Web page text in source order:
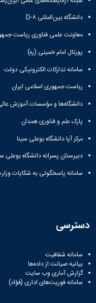
رهبری
تماس
دانشگاه
عمومی
آدرس
دانشکده‌ها
شماره
آموزش
کارکنان
تقویم
آموزشی
نظامنامه
اخلاق
دانش‌آموختگان
آزمایشگاه
باستان
شناسی
آزمایشگاه
هوش
ربات
و
آزمایشگاه
ژئوماتیک
کتابخانه
و
مرکز
اسناد
پایان
سنجی
انتشارات
دانشگاه
نشر
کتب
و
حسابداری
صنایع
غذایی
مجتمع
عالی
فاطمیه
(ویژه
دختران)
زمین
چمن
سالن‌های
ورزشی
تفریحی-
سیاحتی
باغ
دانشگاه
موزه
طبیعی
دانشگاه
(محمد)
دانشگاه بین‌المللی D-۸
معاونت علمی فناوری ریاست
پورتال امام خمینی (ره)
سامانه تدارکات الکترونیکی دولت
ریاست جمهوری اسلامی ایران
دانشگاه‌ها و مؤسسات آموزش
پارک علم و فناوری همدان
مرکز آپا دانشگاه بوعلی سینا
دبیرستان پسرانه دانشگاه بوعلی
سامانه پاسخگوئی به شکایات
دسترسی
سامانه شفافیت
بیانیه صیانت از داده‌ها
گزارش آماری وب‌ سایت
سامانه فوریت‌های اداری (فؤاد)